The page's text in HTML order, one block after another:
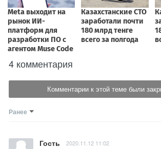
4 комментария
Комментарии к этой теме были
Ранее
Гость 2020.11.12 11:02